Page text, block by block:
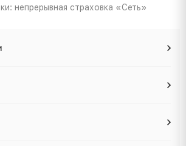
непрерывная страховка «Сеть»